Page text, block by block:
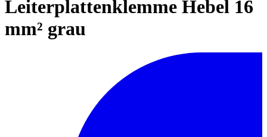
Leiterplattenklemme Hebel 16
mm² grau